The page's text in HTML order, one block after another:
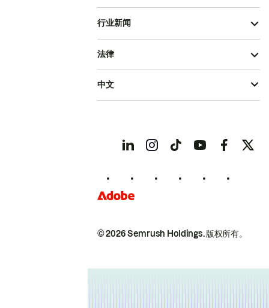
行业新闻
© 2026 Semrush Holdings.版权所有。
法律
中文